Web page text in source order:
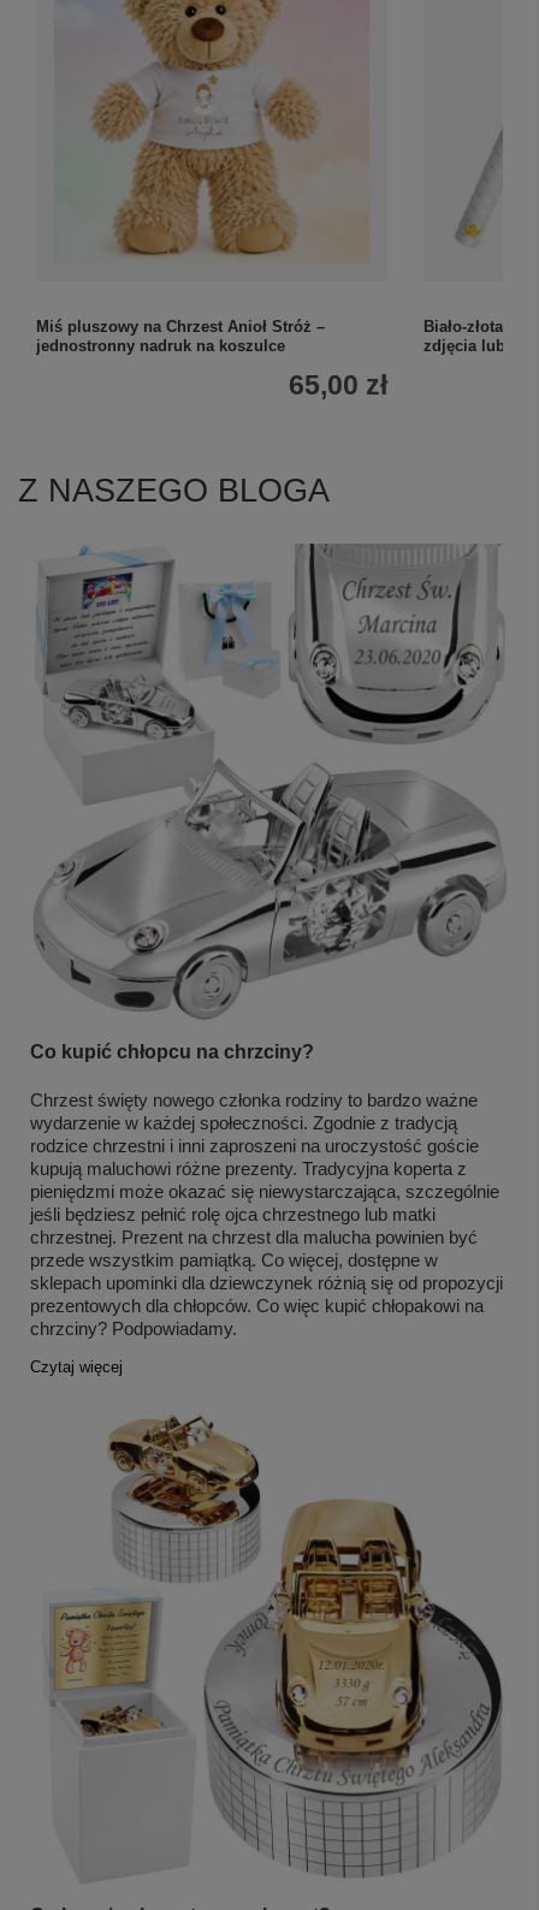
Miś pluszowy na Chrzest Anioł Stróż –
jednostronny nadruk na koszulce
65,00 zł
Biało-złota
zdjęcia lub
Z NASZEGO BLOGA
Co kupić chłopcu na chrzciny?
Chrzest święty nowego członka rodziny to bardzo ważne
wydarzenie w każdej społeczności. Zgodnie z tradycją
rodzice chrzestni i inni zaproszeni na uroczystość goście
kupują maluchowi różne prezenty. Tradycyjna koperta z
pieniędzmi może okazać się niewystarczająca, szczególnie
jeśli będziesz pełnić rolę ojca chrzestnego lub matki
chrzestnej. Prezent na chrzest dla malucha powinien być
przede wszystkim pamiątką. Co więcej, dostępne w
sklepach upominki dla dziewczynek różnią się od propozycji
prezentowych dla chłopców. Co więc kupić chłopakowi na
chrzciny? Podpowiadamy.
Czytaj więcej